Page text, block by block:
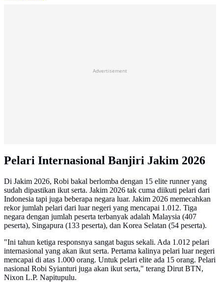
Advertisement
Pelari Internasional Banjiri Jakim 2026
Di Jakim 2026, Robi bakal berlomba dengan 15 elite runner yang
sudah dipastikan ikut serta. Jakim 2026 tak cuma diikuti pelari dari
Indonesia tapi juga beberapa negara luar. Jakim 2026 memecahkan
rekor jumlah pelari dari luar negeri yang mencapai 1.012. Tiga
negara dengan jumlah peserta terbanyak adalah Malaysia (407
peserta), Singapura (133 peserta), dan Korea Selatan (54 peserta).
"Ini tahun ketiga responsnya sangat bagus sekali. Ada 1.012 pelari
internasional yang akan ikut serta. Pertama kalinya pelari luar negeri
mencapai di atas 1.000 orang. Untuk pelari elite ada 15 orang. Pelari
nasional Robi Syianturi juga akan ikut serta," terang Dirut BTN,
Nixon L.P. Napitupulu.